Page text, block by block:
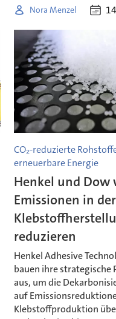
Nora Menzel
CO₂-reduzierte
erneuerbare Energie
Henkel und Dow
Emissionen in der
reduzieren
Henkel Adhesive
bauen ihre strategische
aus, um die
auf
Klebstoffproduktion